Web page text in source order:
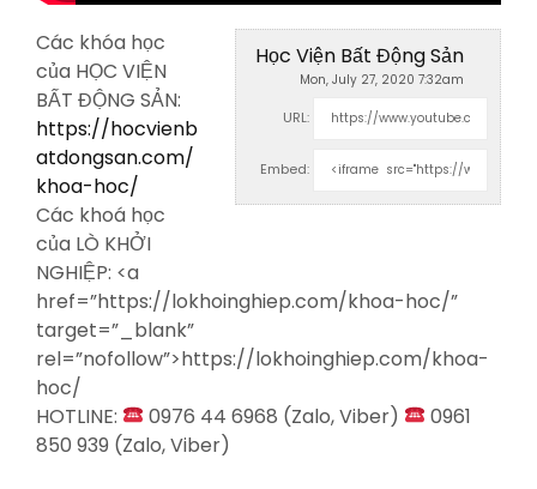
Học Viện Bất Động Sản
Mon, July 27, 2020 7:32am
URL:
Embed:
Các khóa học
của HỌC VIỆN
BẤT ĐỘNG SẢN:
https://hocvienb
atdongsan.com/
khoa-hoc/
Các khoá học
của LÒ KHỞI
NGHIỆP: <a
href=”https://lokhoinghiep.com/khoa-hoc/”
target=”_blank”
rel=”nofollow”>https://lokhoinghiep.com/khoa-
hoc/
HOTLINE:
0976 44 6968 (Zalo, Viber)
0961
850 939 (Zalo, Viber)